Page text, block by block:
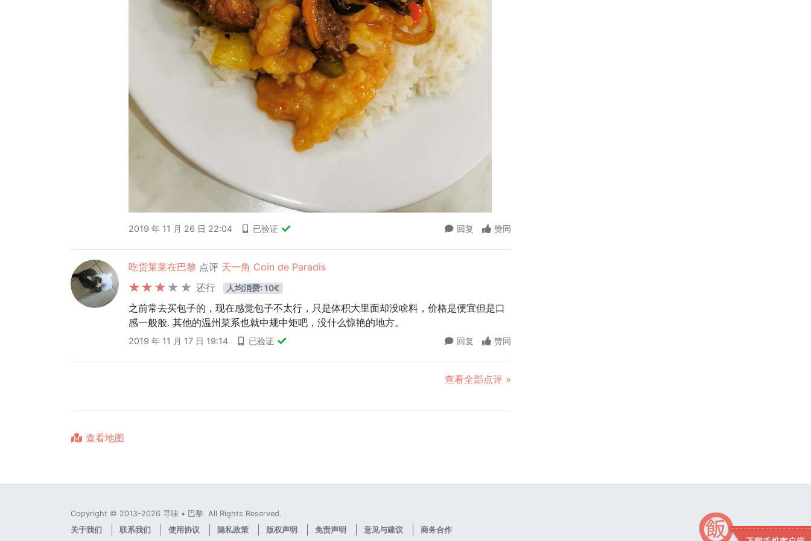
2019 年 11 月 26 日 22:04 已验证 回复 赞同
吃货莱莱在巴黎 点评 天一角 Coin de Paradis
还行
人均消费: 10€
之前常去买包子的，现在感觉包子不太行，只是体积大里面却没啥料，价格是便宜但是口
感一般般. 其他的温州菜系也就中规中矩吧，没什么惊艳的地方。
2019 年 11 月 17 日 19:14 已验证 回复 赞同
查看全部点评 »
查看地图
Copyright © 2013-2026 寻味 • 巴黎. All Rights Reserved.
关于我们
联系我们 使用协议 隐私政策 版权声明 免责声明 意见与建议 商务合作